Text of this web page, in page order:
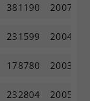
381190 2007
231599 2004
178780 2003
232804 2005